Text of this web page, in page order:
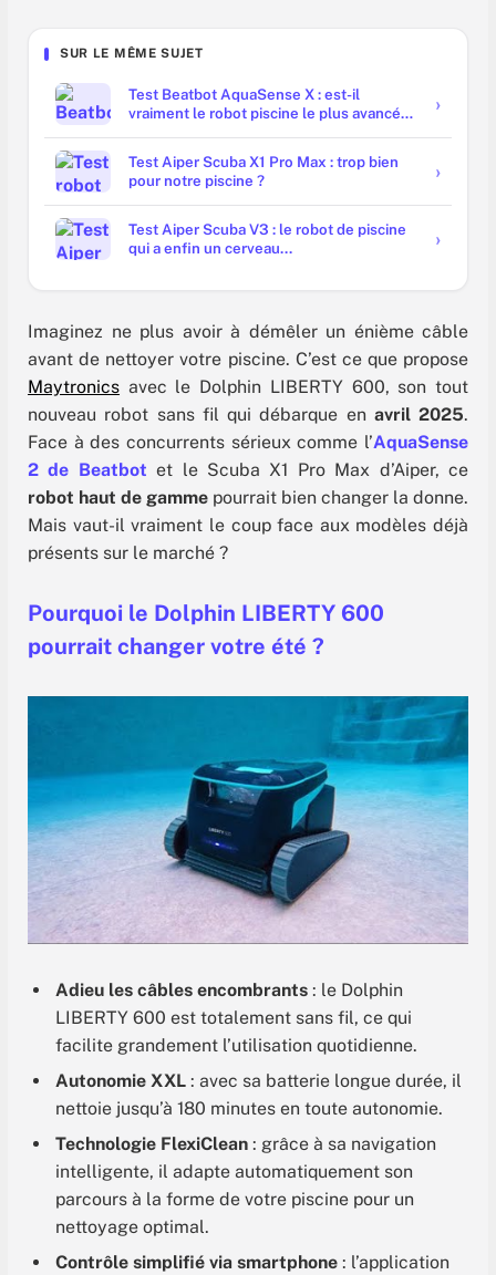
SUR LE MÊME SUJET
Test Beatbot AquaSense X : est-il
vraiment le robot piscine le plus avancé
Test Aiper Scuba X1 Pro Max : trop bien
pour notre piscine ?
Test Aiper Scuba V3 : le robot de piscine
qui a enfin un cerveau...
Imaginez ne plus avoir à démêler un énième câble
avant de nettoyer votre piscine. C’est ce que propose
Maytronics avec le Dolphin LIBERTY 600, son tout
nouveau robot sans fil qui débarque en avril 2025.
Face à des concurrents sérieux comme l’AquaSense
2 de Beatbot et le Scuba X1 Pro Max d’Aiper, ce
robot haut de gamme pourrait bien changer la donne.
Mais vaut-il vraiment le coup face aux modèles déjà
présents sur le marché ?
Pourquoi le Dolphin LIBERTY 600
pourrait changer votre été ?
Adieu les câbles encombrants : le Dolphin
LIBERTY 600 est totalement sans fil, ce qui
facilite grandement l’utilisation quotidienne.
Autonomie XXL : avec sa batterie longue durée, il
nettoie jusqu’à 180 minutes en toute autonomie.
Technologie FlexiClean : grâce à sa navigation
intelligente, il adapte automatiquement son
parcours à la forme de votre piscine pour un
nettoyage optimal.
Contrôle simplifié via smartphone : l’application